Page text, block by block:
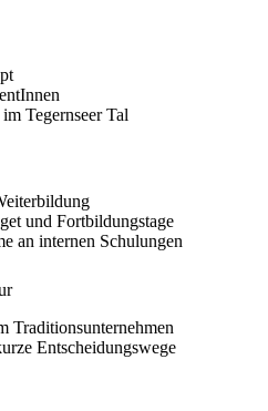
Tegernseer Tal
und Fortbildungstage
an internen Schulungen
Traditionsunternehmen
Entscheidungswege